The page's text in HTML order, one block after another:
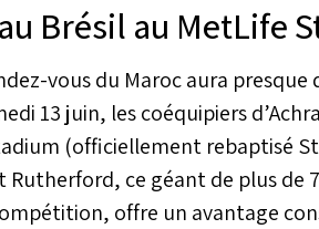
Brésil au MetLife
vous du Maroc aura
13 juin, les coéquipiers
(officiellement rebaptisé
Rutherford, ce géant de plus de
offre un avantage